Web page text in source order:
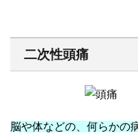
二次性頭痛
脳や体などの、何らかの